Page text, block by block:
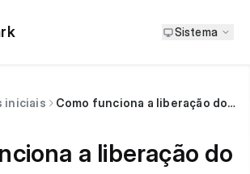
Sistema
iniciais Como funciona a liberação do login aos alunos?
a liberação do